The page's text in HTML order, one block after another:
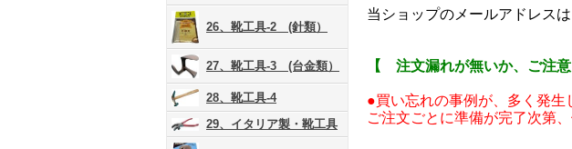
26、靴工具-2 (針類）
27、靴工具-3 (台金類）
28、靴工具-4
29、イタリア製・靴工具
当ショップのメールアドレス
【 注文漏れが無いか、ご注
●買い忘れの事例が、多く発生
ご注文ごとに準備が完了次第